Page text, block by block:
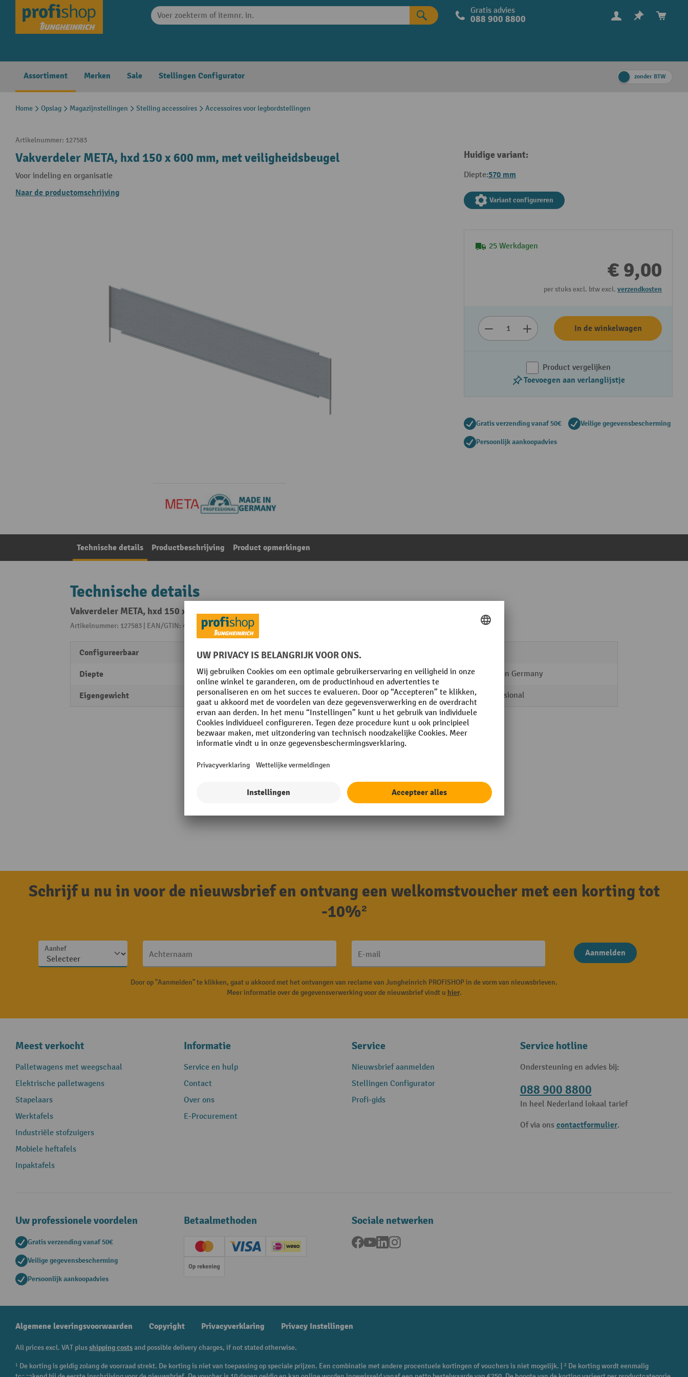
Skip to main navigation Gratis advies
088 900 8800
Assortiment Merken Sale Stellingen Configurator zonder BTW
Home Opslag Magazijnstellingen Stelling accessoires Accessoires voor legbordstellingen
Artikelnummer: 127583
Vakverdeler META, hxd 150 x 600 mm, met veiligheidsbeugel
Voor indeling en organisatie
Naar de productomschrijving
Huidige variant:
Diepte:570 mm
Variant configureren
25 Werkdagen
€ 9,00
per stuks excl. btw excl. verzendkosten
In de winkelwagen
Product vergelijken
Toevoegen aan verlanglijstje
Gratis verzending vanaf 50€ Veilige gegevensbescherming
Persoonlijk aankoopadvies
Technische details Productbeschrijving Product opmerkingen
Technische details
Vakverdeler META, hxd 150 x 600 mm, met veiligheidsbeugel
Artikelnummer: 127583 | EAN/GTIN: 4026212266924Uit de categorie:
Configureerbaar ja
Diepte 570 mm
Eigengewicht 0,8 kg
Merk
Plaats van vervaardiging Made in Germany
Rubriek Professional
Schrijf u nu in voor de nieuwsbrief en ontvang een welkomstvoucher met een korting tot
-10%²
Aanhef
Achternaam E-mail Aanmelden
Door op "Aanmelden" te klikken, gaat u akkoord met het ontvangen van reclame van Jungheinrich PROFISHOP in de vorm van nieuwsbrieven.
Meer informatie over de gegevensverwerking voor de nieuwsbrief vindt u hier.
Meest verkocht
Palletwagens met weegschaal
Elektrische palletwagens
Stapelaars
Werktafels
Industriële stofzuigers
Mobiele heftafels
Inpaktafels
Informatie
Service en hulp
Contact
Over ons
E-Procurement
Service
Nieuwsbrief aanmelden
Stellingen Configurator
Profi-gids
Service hotline
Ondersteuning en advies bij:
088 900 8800
In heel Nederland lokaal tarief
Of via ons contactformulier.
Uw professionele voordelen
Gratis verzending vanaf 50€
Veilige gegevensbescherming
Persoonlijk aankoopadvies
Betaalmethoden
Creditcard (Master)Creditcard (Visa)iDEAL | Wero
Op rekening
Sociale netwerken
Facebook
YouTubeLinkedInInstagram
Algemene leveringsvoorwaarden Copyright Privacyverklaring Privacy Instellingen
All prices excl. VAT plusshipping costsand possible delivery charges, if not stated otherwise.
¹ De korting is geldig zolang de voorraad strekt. De korting is niet van toepassing op speciale prijzen. Een combinatie met andere procentuele kortingen of vouchers is niet mogelijk. | ² De korting wordt eenmalig